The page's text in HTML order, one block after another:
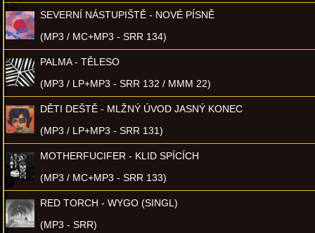
SEVERNÍ NÁSTUPIŠTĚ - NOVÉ PÍSNĚ
(MP3 / MC+MP3 - SRR 134)
PALMA - TĚLESO
(MP3 / LP+MP3 - SRR 132 / MMM 22)
DĚTI DEŠTĚ - MLŽNÝ ÚVOD JASNÝ KONEC
(MP3 / LP+MP3 - SRR 131)
MOTHERFUCIFER - KLID SPÍCÍCH
(MP3 / MC+MP3 - SRR 133)
RED TORCH - WYGO (SINGL)
(MP3 - SRR)